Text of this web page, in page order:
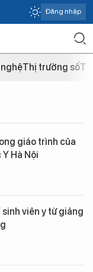
Đăng nhập
Thị trường số
giáo trình của
Hà Nội
sinh viên y từ giảng